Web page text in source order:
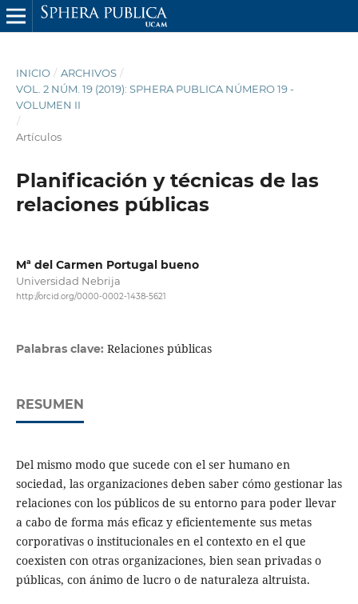
INICIO / ARCHIVOS /
VOL. 2 NÚM. 19 (2019): SPHERA PUBLICA NÚMERO 19 -
VOLUMEN II
/
Artículos
Planificación y técnicas de las
relaciones públicas
Mª del Carmen Portugal bueno
Universidad Nebrija
http://orcid.org/0000-0002-1438-5621
Palabras clave: Relaciones públicas
RESUMEN
Del mismo modo que sucede con el ser humano en
sociedad, las organizaciones deben saber cómo gestionar las
relaciones con los públicos de su entorno para poder llevar
a cabo de forma más eficaz y eficientemente sus metas
corporativas o institucionales en el contexto en el que
coexisten con otras organizaciones, bien sean privadas o
públicas, con ánimo de lucro o de naturaleza altruista.